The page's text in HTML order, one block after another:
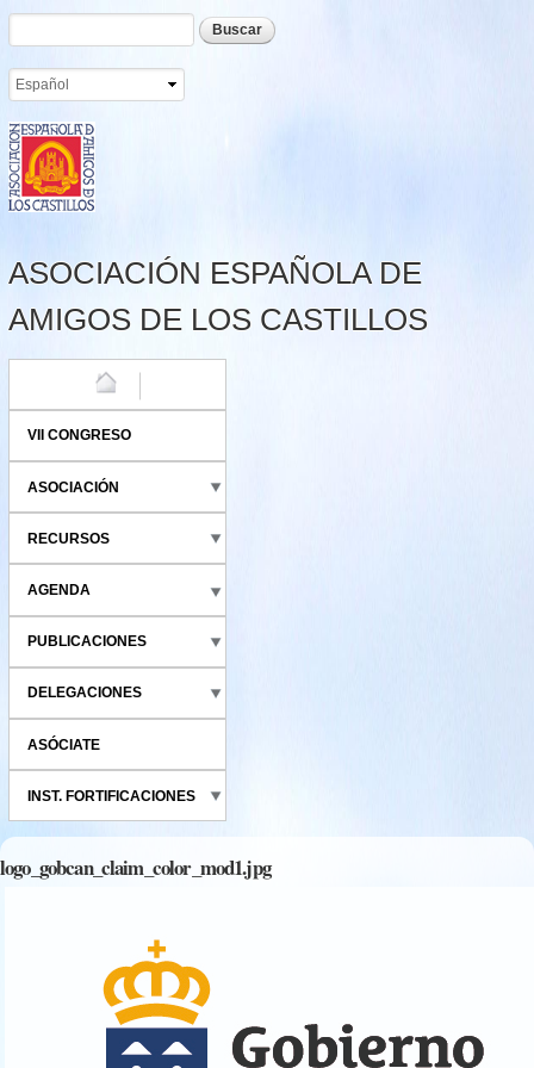
Pasar al
contenido
Formulario de búsqueda
Buscar
ASOCIACIÓN ESPAÑOLA DE
AMIGOS DE LOS CASTILLOS
VII CONGRESO
ASOCIACIÓN
RECURSOS
AGENDA
PUBLICACIONES
DELEGACIONES
ASÓCIATE
INST. FORTIFICACIONES
logo_gobcan_claim_color_mod1.jpg